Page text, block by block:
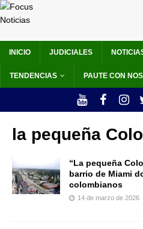
INICIO JUDICIALES
TENDENCIAS PAUTE CON
la pequeña
“La pequeña
barrio de Miami
colombianos
14 de marzo de 2026